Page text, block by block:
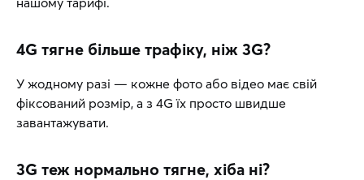
4G тягне більше трафіку, ніж 3G?
У жодному разі — кожне фото або відео має свій
фіксований розмір, а з 4G їх просто швидше
завантажувати.
3G теж нормально тягне, хіба ні?